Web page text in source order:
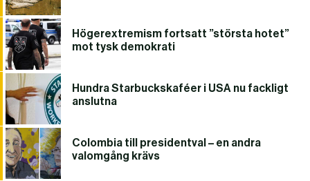
Högerextremism fortsatt ”största hotet”
mot tysk demokrati
Hundra Starbuckskaféer i USA nu fackligt
anslutna
Colombia till presidentval – en andra
valomgång krävs